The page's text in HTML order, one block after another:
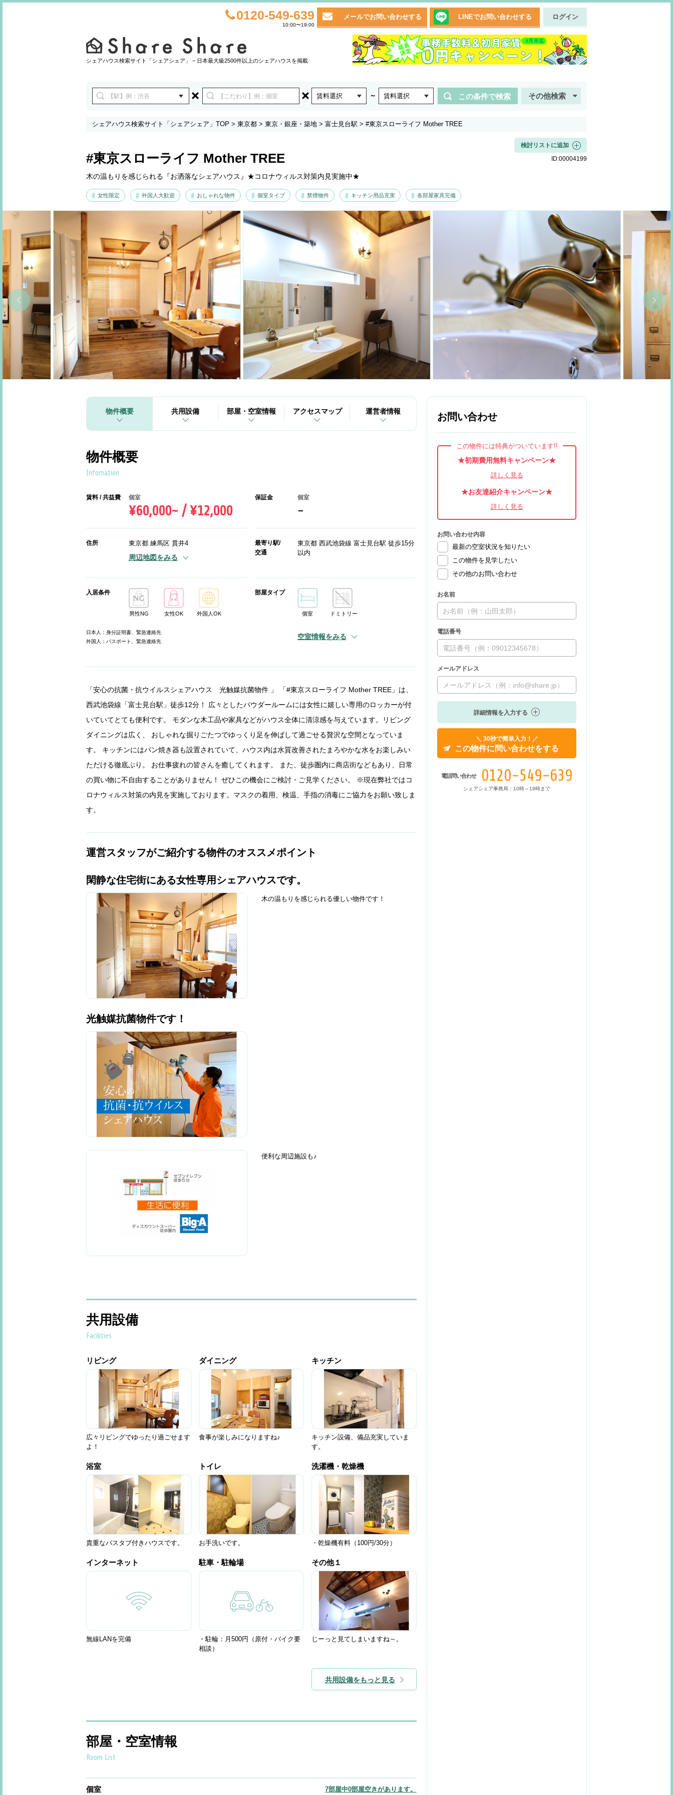
0120-549-639
10:00〜19:00
メールでお問い合わせする LINEでお問い合わせする ログイン
シェアハウス検索サイト「シェアシェア」 − 日本最大級2500件以上のシェアハウスを掲載
賃料選択 ～ 賃料選択 この条件で検索 その他検索
シェアハウス検索サイト「シェアシェア」TOP > 東京都 > 東京・銀座・築地 > 富士見台駅 > #東京スローライフ Mother TREE
#東京スローライフ Mother TREE
木の温もりを感じられる『お洒落なシェアハウス』★コロナウィルス対策内見実施中★
女性限定 外国人大歓迎 おしゃれな物件 個室タイプ 禁煙物件 キッチン用品充実 各部屋家具完備
検討リストに追加
ID:00004199
物件概要 共用設備 部屋・空室情報 アクセスマップ 運営者情報
物件概要
Infomation
賃料 / 共益費 個室
¥60,000~ / ¥12,000
保証金 個室
-
住所 東京都 練馬区 貫井4
周辺地図をみる
最寄り駅/
交通
東京都 西武池袋線 富士見台駅 徒歩15分
以内
入居条件
男性NG 女性OK 外国人OK
日本人：身分証明書、緊急連絡先
外国人：パスポート、緊急連絡先
部屋タイプ
個室 ドミトリー
空室情報をみる
「安心の抗菌・抗ウイルスシェアハウス 光触媒抗菌物件 」 「#東京スローライフ Mother TREE」は、
西武池袋線「富士見台駅」徒歩12分！ 広々としたパウダールームには女性に嬉しい専用のロッカーが付
いていてとても便利です。 モダンな木工品や家具などがハウス全体に清涼感を与えています。リビング
ダイニングは広く、 おしゃれな掘りごたつでゆっくり足を伸ばして過ごせる贅沢な空間となっていま
す。 キッチンにはパン焼き器も設置されていて、ハウス内は水質改善されたまろやかな水をお楽しみい
ただける徹底ぶり。 お仕事疲れの皆さんを癒してくれます。 また、徒歩圏内に商店街などもあり、日常
の買い物に不自由することがありません！ ぜひこの機会にご検討・ご見学ください。 ※現在弊社ではコ
ロナウィルス対策の内見を実施しております。マスクの着用、検温、手指の消毒にご協力をお願い致しま
す。
運営スタッフがご紹介する物件のオススメポイント
閑静な住宅街にある女性専用シェアハウスです。
木の温もりを感じられる優しい物件です！
光触媒抗菌物件です！
便利な周辺施設も♪
共用設備
Facilities
リビング
広々リビングでゆったり過ごせます
よ！
ダイニング
食事が楽しみになりますね♪
キッチン
キッチン設備、備品充実していま
す。
浴室
貴重なバスタブ付きハウスです。
トイレ
お手洗いです。
洗濯機・乾燥機
・乾燥機有料（100円/30分）
インターネット
無線LANを完備
駐車・駐輪場
・駐輪：月500円（原付・バイク要
相談）
その他１
じーっと見てしまいますね～。
共用設備をもっと見る
部屋・空室情報
Room List
個室 7部屋中0部屋空きがあります。
お問い合わせ
この物件には特典がついています!!
★初期費用無料キャンペーン★
★お友達紹介キャンペーン★
お問い合わせ内容
最新の空室状況を知りたい
この物件を見学したい
その他のお問い合わせ
お名前
電話番号
メールアドレス
詳細情報を入力する
＼ 30秒で簡単入力！／
この物件に問い合わせをする
電話問い合わせ 0120-549-639
シェアシェア事務局：10時～19時まで